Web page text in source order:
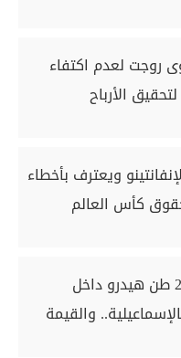
روجت لعدم اكتفاء
الأرباح
ويعترف بأخطاء
كأس العالم
الداخلية تضبط 2.5 طن هيدرو داخل
والقيمة